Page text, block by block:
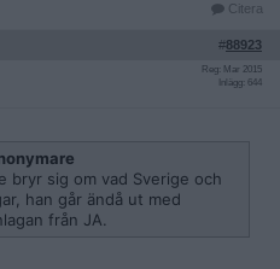
Citera
#88923
Reg: Mar 2015
Inlägg: 644
bryr sig om vad Sverige och
han går ändå ut med
från JA.